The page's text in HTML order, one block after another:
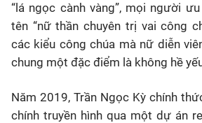
“lá ngọc cành vàng”, mọi người
tên “nữ thần chuyên trị vai công
các kiểu công chúa mà nữ diễn
chung một đặc điểm là không hề
Năm 2019, Trần Ngọc Kỳ chính
chính truyền hình qua một dự án